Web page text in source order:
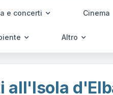
e concerti Cinema
Altro
all'Isola